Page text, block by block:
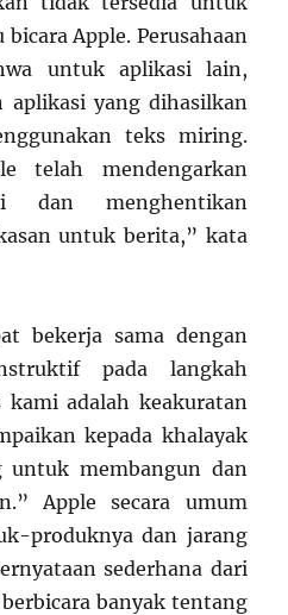
Apple. Perusahaan
untuk aplikasi lain,
aplikasi yang dihasilkan
teks miring.
telah mendengarkan
dan menghentikan
untuk berita,” kata
bekerja sama dengan
pada langkah
adalah keakuratan
kepada khalayak
untuk membangun dan
Apple secara umum
produknya dan jarang
sederhana dari
banyak tentang